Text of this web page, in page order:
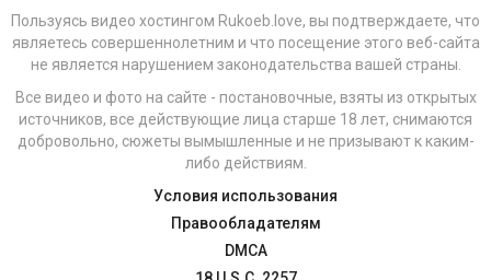
Пользуясь видео хостингом Rukoeb.love, вы подтверждаете, что
являетесь совершеннолетним и что посещение этого веб-сайта
не является нарушением законодательства вашей страны.
Все видео и фото на сайте - постановочные, взяты из открытых
источников, все действующие лица старше 18 лет, снимаются
добровольно, сюжеты вымышленные и не призывают к каким-
либо действиям.
Условия использования
Правообладателям
DMCA